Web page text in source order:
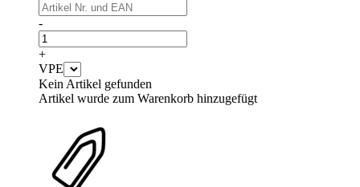
-
+
VPE
Kein Artikel gefunden
Artikel wurde zum Warenkorb hinzugefügt